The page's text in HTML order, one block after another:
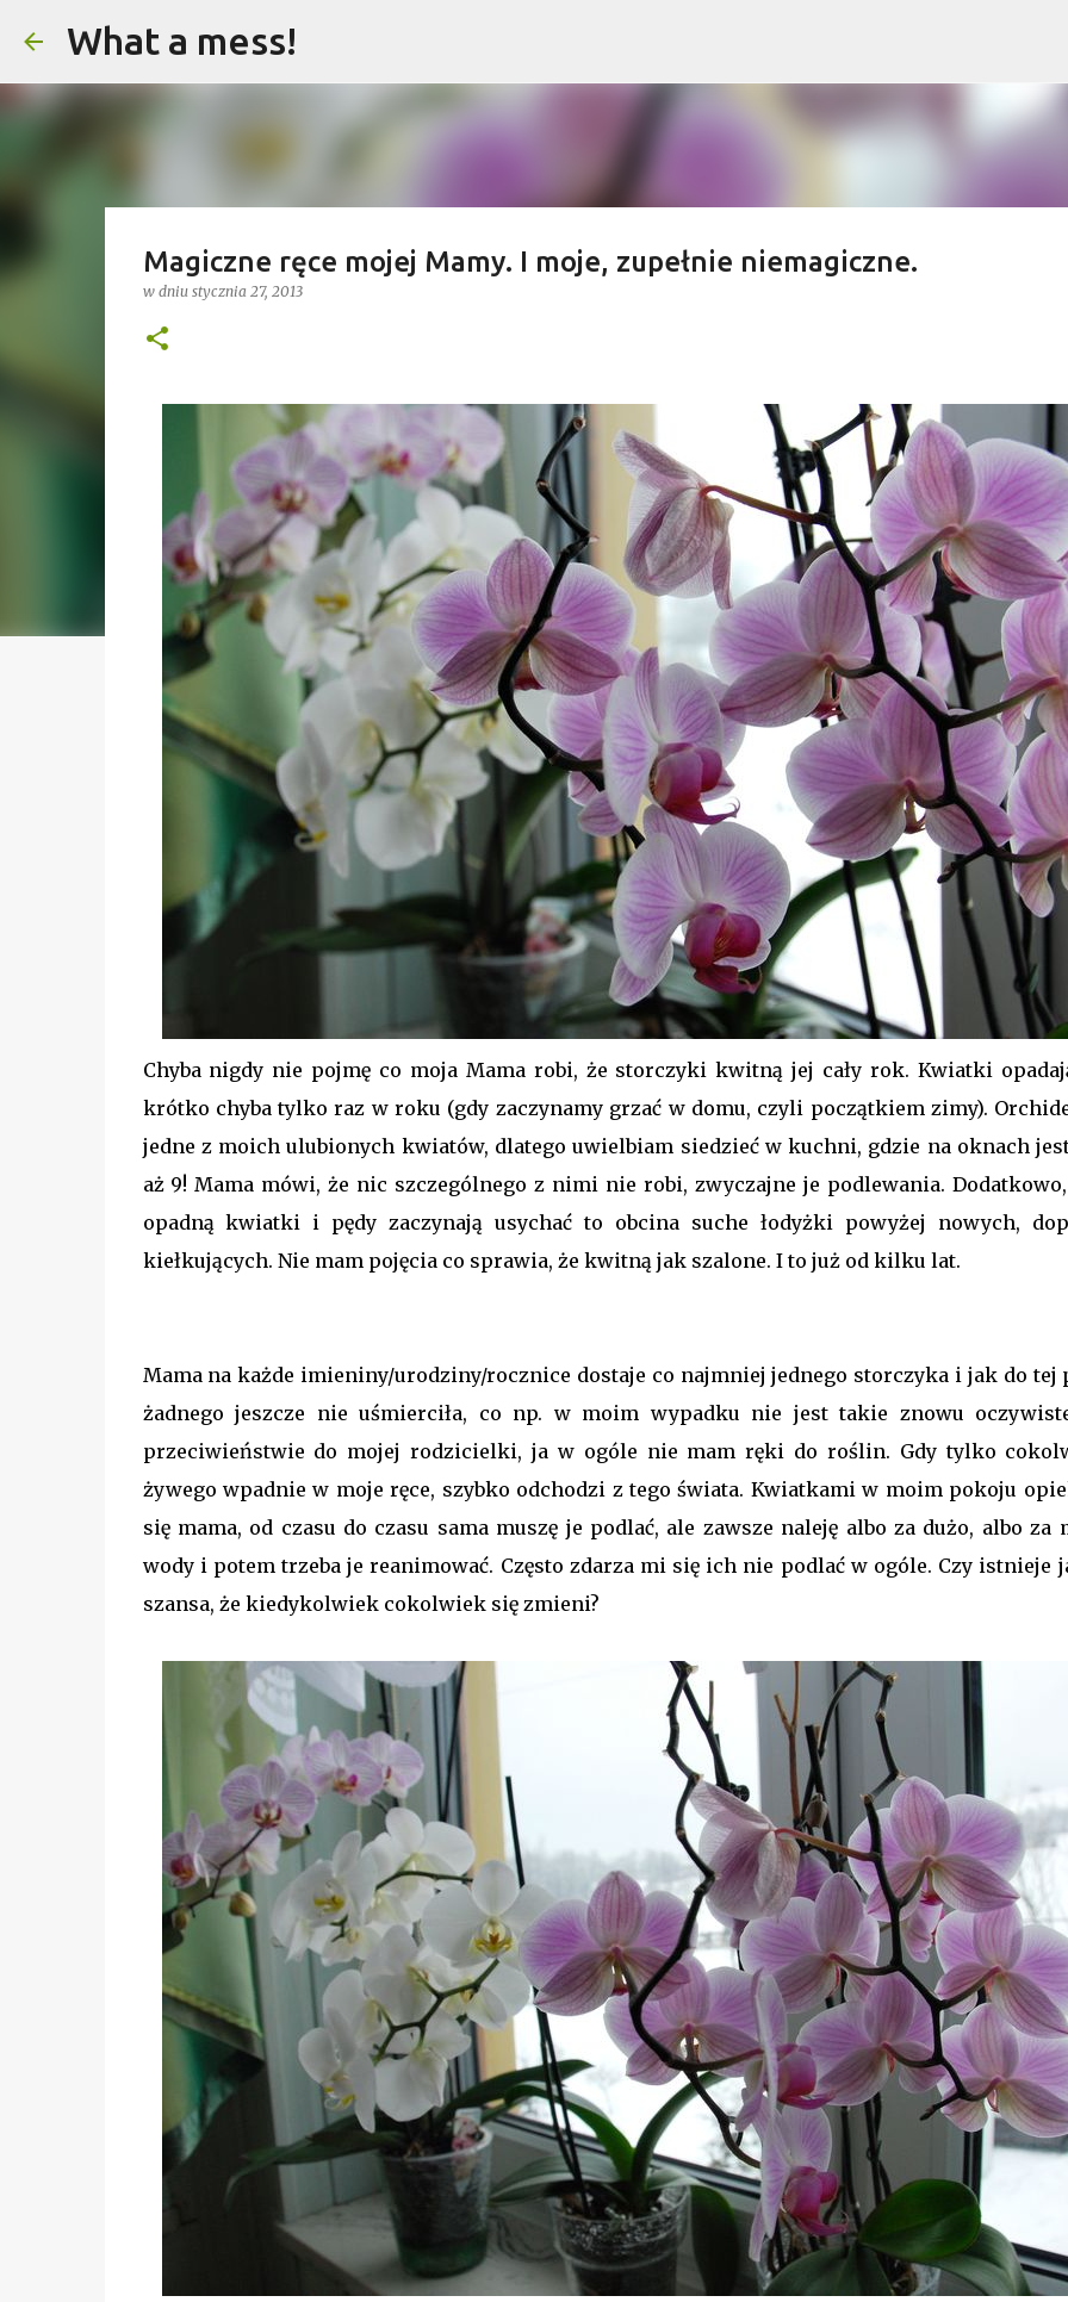
What a mess!
Magiczne ręce mojej Mamy. I moje, zupełnie niemagiczne.
w dniu stycznia 27, 2013
Chyba nigdy nie pojmę co moja Mama robi, że storczyki kwitną jej cały rok. Kwiatki
krótko chyba tylko raz w roku (gdy zaczynamy grzać w domu, czyli początkiem zimy).
jedne z moich ulubionych kwiatów, dlatego uwielbiam siedzieć w kuchni, gdzie na oknach
aż 9! Mama mówi, że nic szczególnego z nimi nie robi, zwyczajne je podlewania.
opadną kwiatki i pędy zaczynają usychać to obcina suche łodyżki powyżej nowych,
kiełkujących. Nie mam pojęcia co sprawia, że kwitną jak szalone. I to już od kilku lat.
Mama na każde imieniny/urodziny/rocznice dostaje co najmniej jednego storczyka i jak do tej
żadnego jeszcze nie uśmierciła, co np. w moim wypadku nie jest takie znowu
przeciwieństwie do mojej rodzicielki, ja w ogóle nie mam ręki do roślin. Gdy tylko
żywego wpadnie w moje ręce, szybko odchodzi z tego świata. Kwiatkami w moim pokoju
się mama, od czasu do czasu sama muszę je podlać, ale zawsze naleję albo za dużo, albo za
wody i potem trzeba je reanimować. Często zdarza mi się ich nie podlać w ogóle. Czy istnieje
szansa, że kiedykolwiek cokolwiek się zmieni?